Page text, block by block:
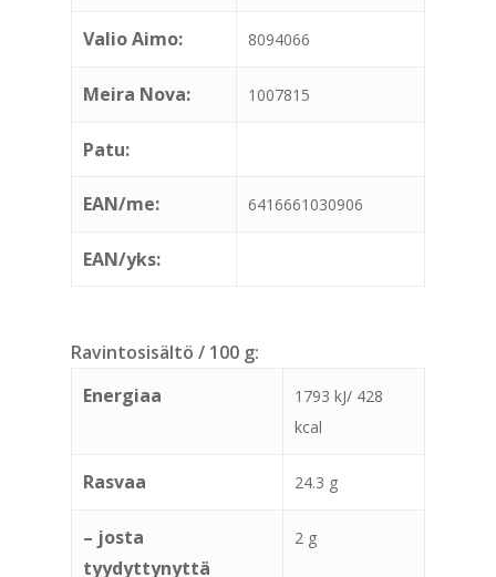
Valio Aimo: 8094066
Meira Nova: 1007815
Patu:
EAN/me: 6416661030906
EAN/yks:
Ravintosisältö / 100 g:
Energiaa
1793 kJ/ 428
kcal
Rasvaa 24.3 g
– josta
tyydyttynyttä
2 g